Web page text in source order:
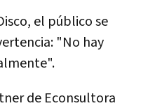
el público se
"No hay
de Econsultora